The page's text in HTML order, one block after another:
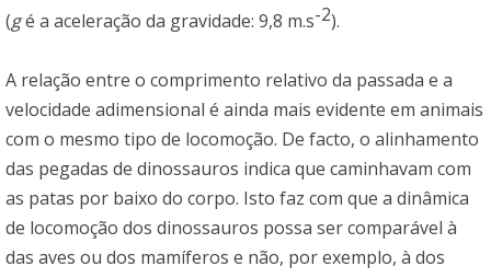
(gé a aceleração da gravidade: 9,8 m.s-2).
A relação entre o comprimento relativo da passada e a
velocidade adimensional é ainda mais evidente em animais
com o mesmo tipo de locomoção. De facto, o alinhamento
das pegadas de dinossauros indica que caminhavam com
as patas por baixo do corpo. Isto faz com que a dinâmica
de locomoção dos dinossauros possa ser comparável à
das aves ou dos mamíferos e não, por exemplo, à dos